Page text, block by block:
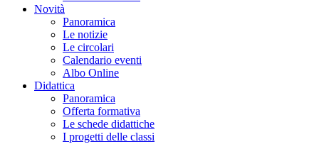
Novità
Panoramica
Le notizie
Le circolari
Calendario eventi
Albo Online
Didattica
Panoramica
Offerta formativa
Le schede didattiche
I progetti delle classi